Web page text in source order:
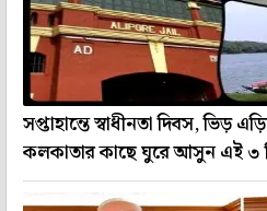
সপ্তাহান্তে স্বাধীনতা দিবস, ভিড়
কলকাতার কাছে ঘুরে আসুন এই ৩